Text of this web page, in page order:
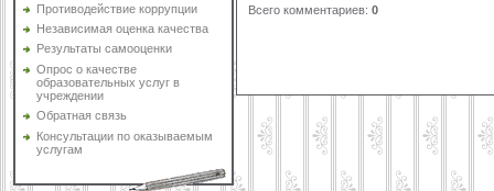
Противодействие коррупции
Независимая оценка качества
Результаты самооценки
Опрос о качестве
образовательных услуг в
учреждении
Обратная связь
Консультации по оказываемым
услугам
Всего комментариев: 0